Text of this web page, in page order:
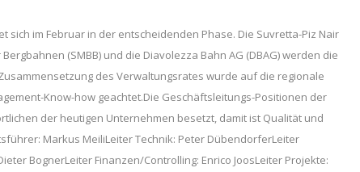
im Februar in der entscheidenden Phase. Die Suvretta-Piz Nair
(SMBB) und die Diavolezza Bahn AG (DBAG) werden die
des Verwaltungsrates wurde auf die regionale
Know-how geachtet.Die Geschäftsleitungs-Positionen der
der heutigen Unternehmen besetzt, damit ist Qualität und
Markus MeiliLeiter Technik: Peter DübendorferLeiter
BognerLeiter Finanzen/Controlling: Enrico JoosLeiter Projekte: